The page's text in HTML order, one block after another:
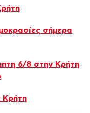
σήμερα
6/8 στην Κρήτη
Κρήτη